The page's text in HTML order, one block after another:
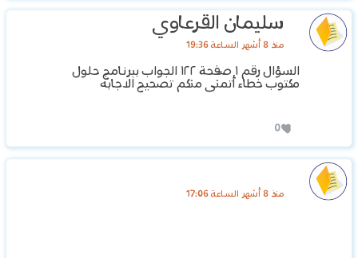
سليمان القرعاوي
منذ 8 أشهر الساعة 19:36
السؤال رقم ١ صفحة ١٢٢ الجواب ببرنامج حلول
مكتوب خطاء أتمنى منكم تصحيح الاجابه
0
منذ 8 أشهر الساعة 17:06